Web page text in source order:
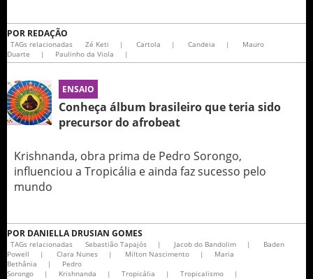
POR REDAÇÃO
TAGs relacionadas Zé Keti | Cartola | Candeia |
Mauro
Duarte
| Paulinho da Viola |
ENSAIO
Conheça álbum brasileiro que teria sido
precursor do afrobeat
Krishnanda, obra prima de Pedro Sorongo,
influenciou a Tropicália e ainda faz sucesso pelo
mundo
POR DANIELLA DRUSIAN GOMES
TAGs relacionadas Sebastião Tapajós | Jacob do Bandolim |
Baden
Powell
| Clara Nunes | Milton Nascimento |
Maria
Bethânia
|
Pedro
Sorongo
| Krishnanda | Tropicália | Tropicalismo |